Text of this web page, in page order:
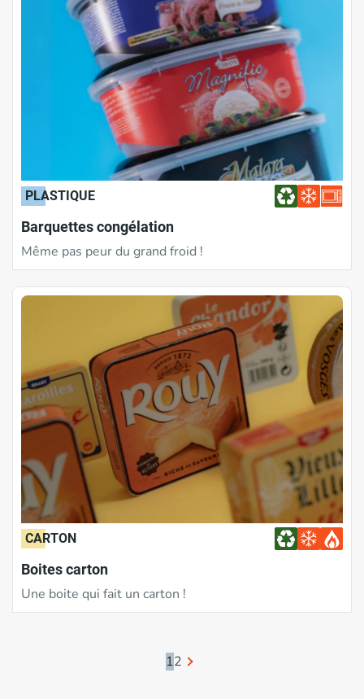
PLASTIQUE
Barquettes congélation
Même pas peur du grand froid !
CARTON
Boites carton
Une boite qui fait un carton !
12